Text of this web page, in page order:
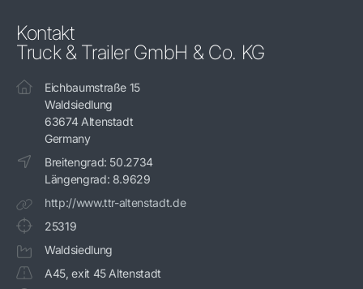
Kontakt
Truck & Trailer GmbH & Co. KG
Eichbaumstraße 15
Waldsiedlung
63674 Altenstadt
Germany
Breitengrad: 50.2734
Längengrad: 8.9629
http://www.ttr-altenstadt.de
25319
Waldsiedlung
A45, exit 45 Altenstadt